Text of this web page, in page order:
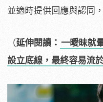
並適時提供回應與認同
（延伸閱讀： 一曖昧就
設立底線，最終容易流